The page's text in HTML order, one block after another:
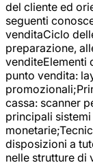
del cliente ed
seguenti
venditaCiclo
preparazione,
venditeElementi
punto vendita:
cassa: scanner
principali
disposizioni a
nelle strutture di